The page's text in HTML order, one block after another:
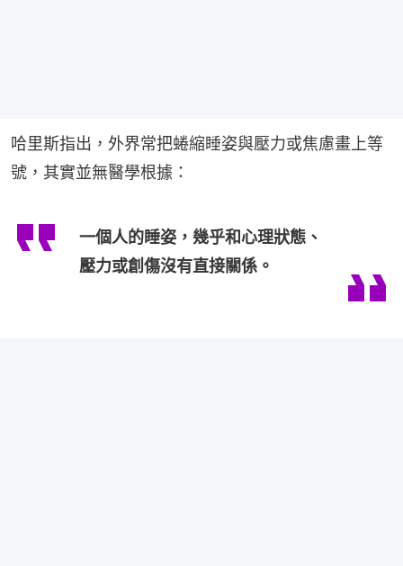
哈里斯指出，外界常把蜷縮睡姿與壓力或焦慮畫上等
號，其實並無醫學根據：
一個人的睡姿，幾乎和心理狀態、
壓力或創傷沒有直接關係。